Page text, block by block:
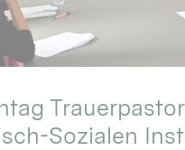
Sozialen